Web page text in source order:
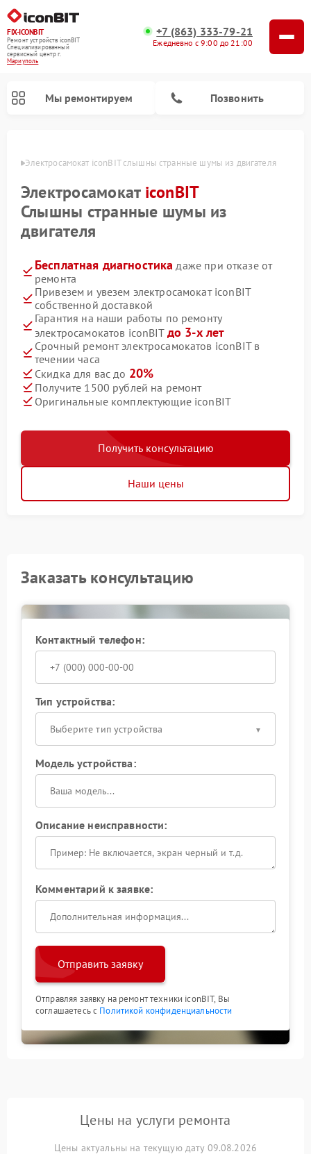
FIX-ICONBIT
Ремонт устройств iconBIT
Специализированный
cервисный центр г.
Мариуполь
+7 (863) 333-79-21
Ежедневно с 9:00 до 21:00
Мы ремонтируем Позвонить
Электросамокат iconBIT слышны странные шумы из двигателя
Электросамокат iconBIT
Слышны странные шумы из
двигателя
Бесплатная диагностика даже при отказе от
ремонта
Привезем и увезем электросамокат iconBIT
собственной доставкой
Гарантия на наши работы по ремонту
электросамокатов iconBIT до 3-х лет
Срочный ремонт электросамокатов iconBIT в
течении часа
Скидка для вас до 20%
Получите 1500 рублей на ремонт
Оригинальные комплектующие iconBIT
Получить консультацию
Наши цены
Заказать консультацию
Контактный телефон:
Тип устройства:
Выберите тип устройства
Модель устройства:
Описание неисправности:
Комментарий к заявке:
Отправить заявку
Отправляя заявку на ремонт техники iconBIT, Вы
соглашаетесь с Политикой конфиденциальности
Цены на услуги ремонта
Цены актуальны на текущую дату 09.08.2026